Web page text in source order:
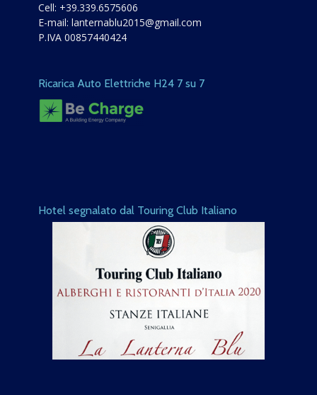
Cell: +39.339.6575606
E-mail: lanternablu2015@gmail.com
P.IVA 00857440424
Ricarica Auto Elettriche H24 7 su 7
Hotel segnalato dal Touring Club Italiano